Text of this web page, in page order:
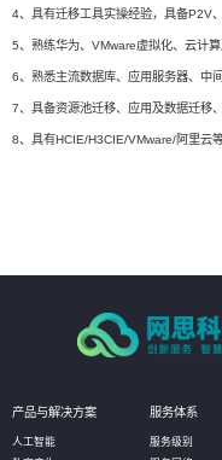
4、具有迁移工具实操经验，具备P2V
5、熟练华为、VMware虚拟化、云计算
6、熟悉主流数据库、应用服务器、中
7、具备资源池迁移、应用及数据迁移
8、具有HCIE/H3CIE/VMware/阿里云
产品与解决方案
人工智能
服务体系
服务级别